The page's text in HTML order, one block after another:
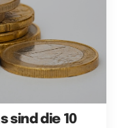
sind die 10